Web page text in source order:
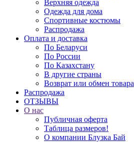
Верхняя одежда
Одежда для дома
Спортивные костюмы
Распродажа
Оплата и доставка
По Беларуси
По России
По Казахстану
В другие страны
Возврат или обмен товара
Распродажа
ОТЗЫВЫ
О нас
Публичная оферта
Таблица размеров!
О компании Блузка Бай